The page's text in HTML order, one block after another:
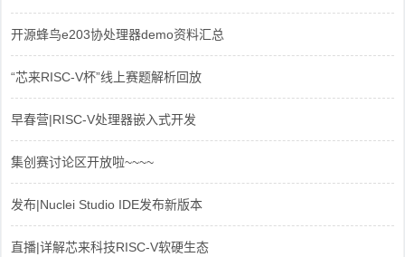
开源蜂鸟e203协处理器demo资料汇总
“芯来RISC-V杯”线上赛题解析回放
早春营|RISC-V处理器嵌入式开发
集创赛讨论区开放啦~~~~
发布|Nuclei Studio IDE发布新版本
直播|详解芯来科技RISC-V软硬生态